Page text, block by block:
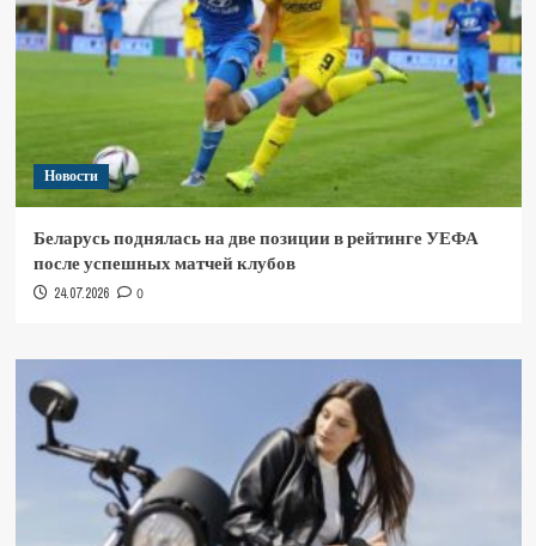
Новости
Беларусь поднялась на две позиции в рейтинге УЕФА
после успешных матчей клубов
24.07.2026 0